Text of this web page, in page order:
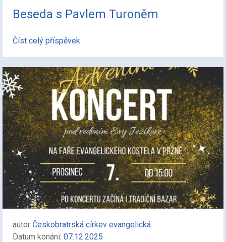
Beseda s Pavlem Turoněm
Číst celý příspěvek
autor Českobratrská církev evangelická
Datum konání: 07.12.2025